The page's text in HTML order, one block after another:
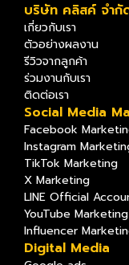
บริษัท คลิสค์ จำกั
เกี่ยวกับเรา
ตัวอย่างผลงาน
รีวิวจากลูกค้า
ร่วมงานกับเรา
ติดต่อเรา
Social Media
Facebook
Instagram
TikTok Marketing
X Marketing
LINE Official
YouTube Marketing
Influencer
Digital Media